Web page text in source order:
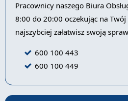
Pracownicy naszego Biura
8:00 do 20:00 oczekując na
najszybciej załatwisz swoją
600 100 443
600 100 449